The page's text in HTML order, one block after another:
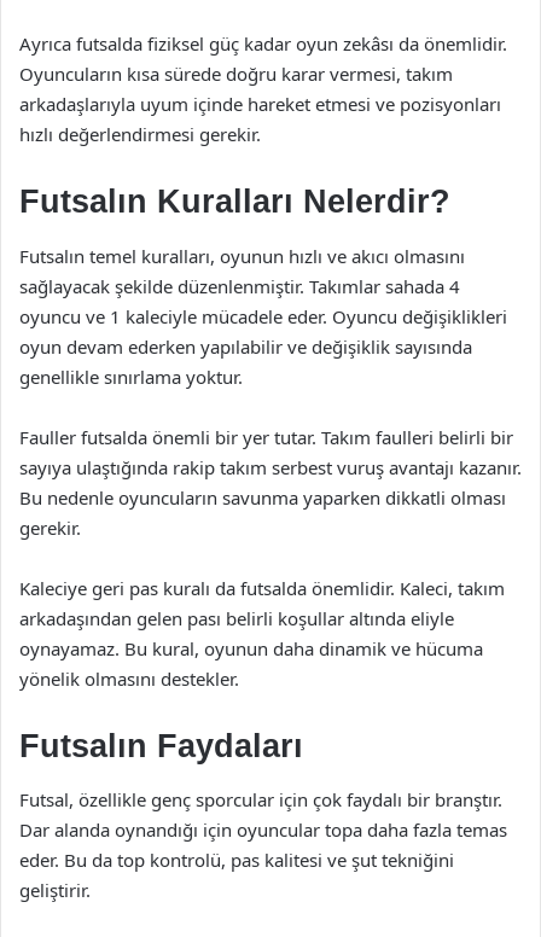
Ayrıca futsalda fiziksel güç kadar oyun zekâsı da önemlidir.
Oyuncuların kısa sürede doğru karar vermesi, takım
arkadaşlarıyla uyum içinde hareket etmesi ve pozisyonları
hızlı değerlendirmesi gerekir.
Futsalın Kuralları Nelerdir?
Futsalın temel kuralları, oyunun hızlı ve akıcı olmasını
sağlayacak şekilde düzenlenmiştir. Takımlar sahada 4
oyuncu ve 1 kaleciyle mücadele eder. Oyuncu değişiklikleri
oyun devam ederken yapılabilir ve değişiklik sayısında
genellikle sınırlama yoktur.
Fauller futsalda önemli bir yer tutar. Takım faulleri belirli bir
sayıya ulaştığında rakip takım serbest vuruş avantajı kazanır.
Bu nedenle oyuncuların savunma yaparken dikkatli olması
gerekir.
Kaleciye geri pas kuralı da futsalda önemlidir. Kaleci, takım
arkadaşından gelen pası belirli koşullar altında eliyle
oynayamaz. Bu kural, oyunun daha dinamik ve hücuma
yönelik olmasını destekler.
Futsalın Faydaları
Futsal, özellikle genç sporcular için çok faydalı bir branştır.
Dar alanda oynandığı için oyuncular topa daha fazla temas
eder. Bu da top kontrolü, pas kalitesi ve şut tekniğini
geliştirir.